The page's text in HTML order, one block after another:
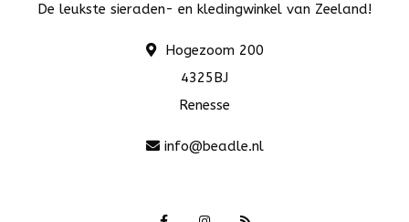
De leukste sieraden- en kledingwinkel van Zeeland!
Hogezoom 200
4325BJ
Renesse
info@beadle.nl